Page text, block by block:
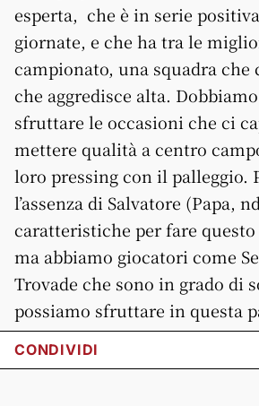
esperta, che è in serie
giornate, e che ha tra le
campionato, una squadra che
che aggredisce alta.
sfruttare le occasioni che ci
mettere qualità a centro
loro pressing con il palleggio.
l’assenza di Salvatore (Papa,
caratteristiche per fare
ma abbiamo giocatori come
Trovade che sono in grado di
possiamo sfruttare in questa
CONDIVIDI